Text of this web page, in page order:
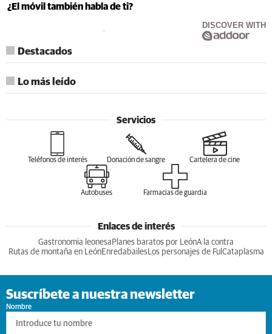
¿El móvil también habla de ti?
DISCOVER WITH
Destacados
Lo más leído
Servicios
Teléfonos de interés Donación de sangre Cartelera de cine
Autobuses Farmacias de guardia
Enlaces de interés
Gastronomia leonesa Planes baratos por LeónA la contra
Rutas de montaña en LeónEnredabailesLos personajes de Ful Cataplasma
Suscríbete a nuestra newsletter
Nombre